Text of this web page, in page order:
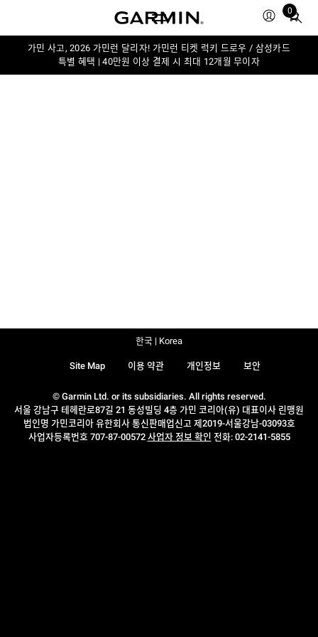
0
Total
in
가민 사고, 2026 가민런 달리자! 가민런 티켓 럭키 드로우 / 삼성카드
특별 혜택 | 40만원 이상 결제 시 최대 12개월 무이자
© Garmin Ltd. or its subsidiaries. All rights reserved.
서울 강남구 테헤란로87길 21 동성빌딩 4층 가민 코리아(유) 대표이사 린맹원
법인명 가민코리아 유한회사 통신판매업신고 제2019-서울강남-03093호
사업자등록번호 707-87-00572 사업자 정보 확인 전화: 02-2141-5855
Site Map 이용 약관 개인정보 보안
한국 | Korea